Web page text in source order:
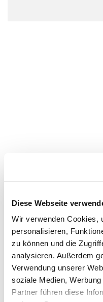
Diese Webseite
Wir verwenden Cookies,
personalisieren,
zu können und die
analysieren. Außerdem
Verwendung unserer
soziale Medien,
Partner führen diese
Dies